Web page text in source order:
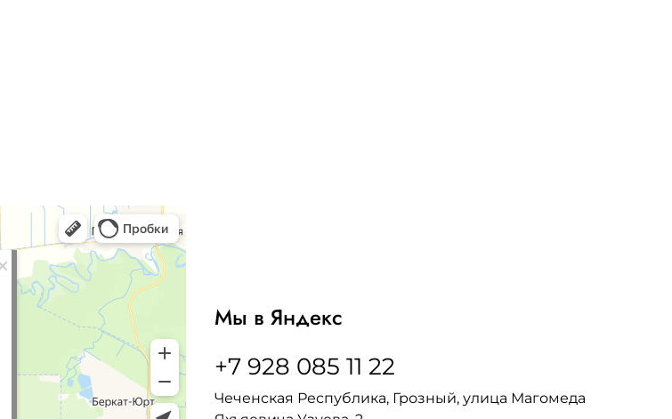
Мы в Яндекс
+7 928 085 11 22
Чеченская Республика, Грозный, улица Магомеда